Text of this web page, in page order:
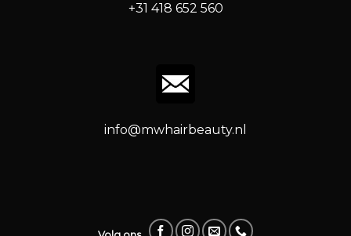
+31 418 652 560
info@mwhairbeauty.nl